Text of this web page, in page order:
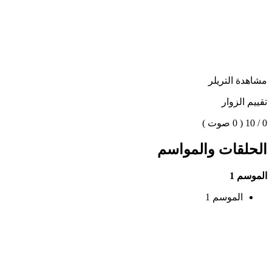
مشاهدة التريلر
تقييم الزوار
0 / 10 ( 0 صوت )
الحلقات والمواسم
الموسم 1
الموسم 1